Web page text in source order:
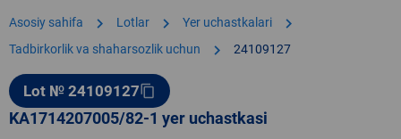
Asosiy sahifa chevron_right Lotlar chevron_right Yer uchastkalari chevron_right
Tadbirkorlik va shaharsozlik uchun chevron_right 24109127
Lot № 24109127content_copy
KA1714207005/82-1 yer uchastkasi